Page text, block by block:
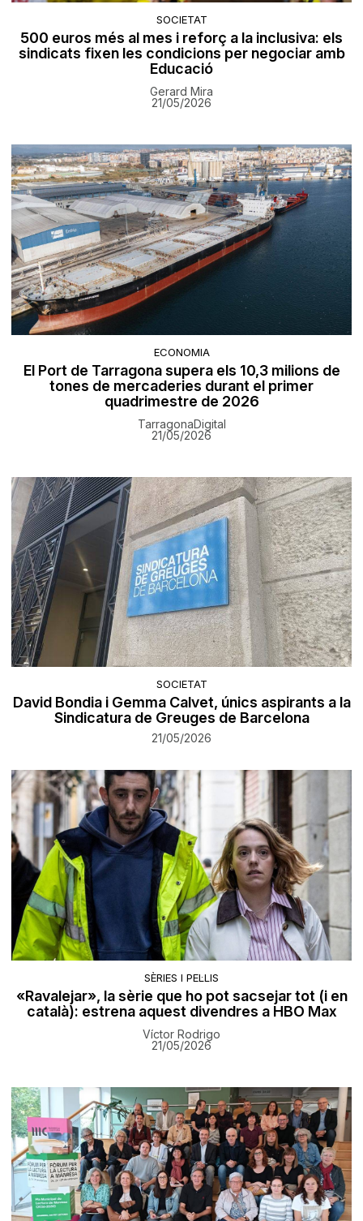
SOCIETAT
500 euros més al mes i reforç a la inclusiva: els
sindicats fixen les condicions per negociar amb
Educació
Gerard Mira
21/05/2026
ECONOMIA
El Port de Tarragona supera els 10,3 milions de
tones de mercaderies durant el primer
quadrimestre de 2026
TarragonaDigital
21/05/2026
SOCIETAT
David Bondia i Gemma Calvet, únics aspirants a la
Sindicatura de Greuges de Barcelona
21/05/2026
SÈRIES I PEL·LIS
«Ravalejar», la sèrie que ho pot sacsejar tot (i en
català): estrena aquest divendres a HBO Max
Víctor Rodrigo
21/05/2026